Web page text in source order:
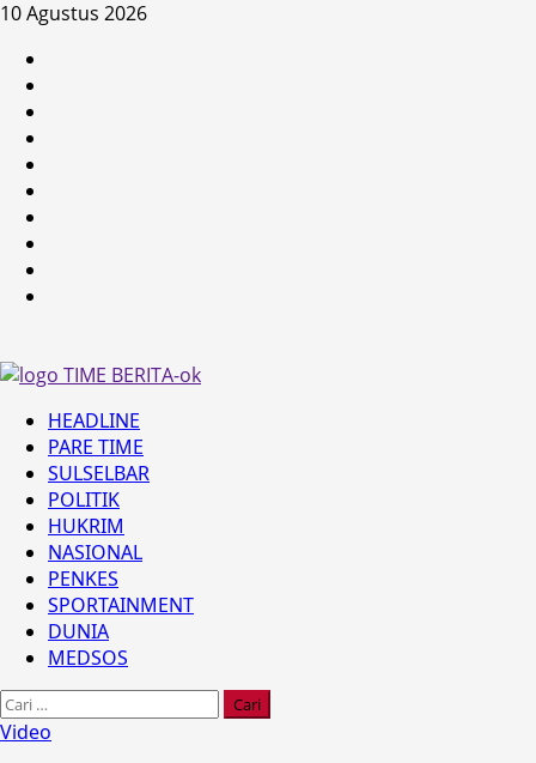
Skip
content
10 Agustus 2026
Primary
Menu
HEADLINE
PARE TIME
SULSELBAR
POLITIK
HUKRIM
NASIONAL
PENKES
SPORTAINMENT
DUNIA
MEDSOS
Cari
untuk:
Video